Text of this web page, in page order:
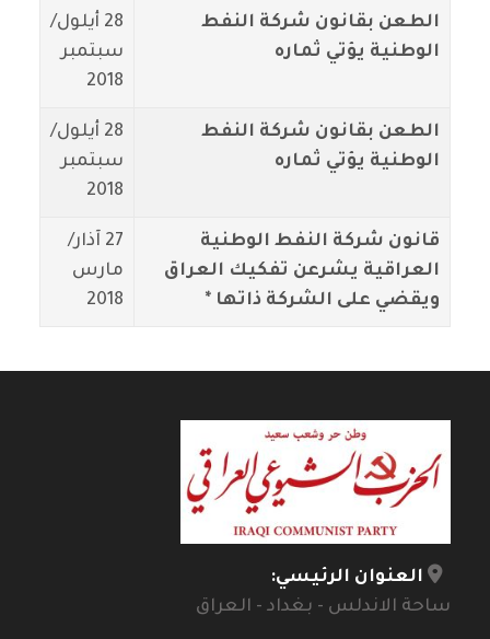
الطعن بقانون شركة النفط
الوطنية يؤتي ثماره
28 أيلول/
سبتمبر
2018
الطعن بقانون شركة النفط
الوطنية يؤتي ثماره
28 أيلول/
سبتمبر
2018
قانون شركة النفط الوطنية
العراقية يشرعن تفكيك العراق
ويقضي على الشركة ذاتها *
27 آذار/
مارس
2018
العنوان الرئيسي:
ساحة الاندلس - بغداد - العراق